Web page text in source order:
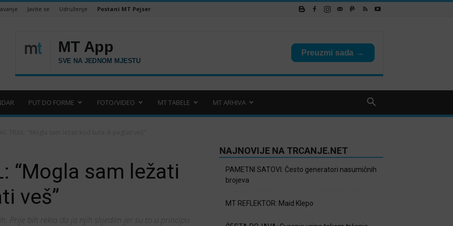
Javite se Udruženje Postani MT Pejser
PUT DO FORME FOTO/VIDEO MT TABELE MT ARHIVA
“Mogla sam ležati
veš”
Prije bih rekla da ja njih slijedim jer su to u principu
NAJNOVIJE NA TRCANJE.NET
PAMETNI SATOVI: Često generatori nasumičnih
brojeva
MT REFLEKTOR: Maid Klepo